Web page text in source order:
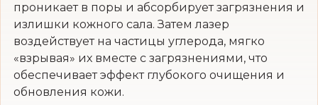
проникает в поры и абсорбирует загрязнения и
излишки кожного сала. Затем лазер
воздействует на частицы углерода, мягко
«взрывая» их вместе с загрязнениями, что
обеспечивает эффект глубокого очищения и
обновления кожи.